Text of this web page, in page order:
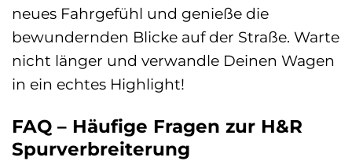
neues Fahrgefühl und genieße die
bewundernden Blicke auf der Straße. Warte
nicht länger und verwandle Deinen Wagen
in ein echtes Highlight!
FAQ – Häufige Fragen zur H&R
Spurverbreiterung